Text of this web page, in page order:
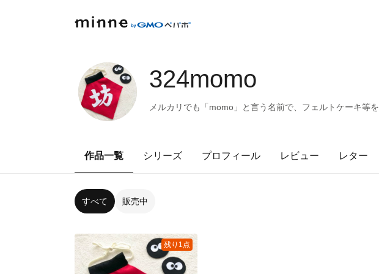
324momo
メルカリでも「momo」と言う名前で、フェルトケーキ等
作品一覧 シリーズ プロフィール レビュー レター
すべて 販売中
残り1点